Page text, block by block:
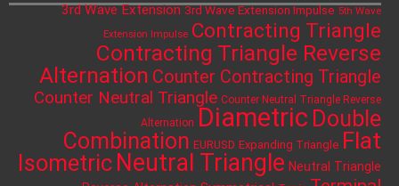
3rd Wave Extension 3rd Wave Extension Impulse 5th Wave
Extension Impulse Contracting Triangle
Contracting Triangle Reverse
Alternation Counter Contracting Triangle
Counter Neutral Triangle Counter Neutral Triangle Reverse
Alternation Diametric Double
Combination EURUSD Expanding Triangle Flat
IsometricNeutral Triangle Neutral Triangle